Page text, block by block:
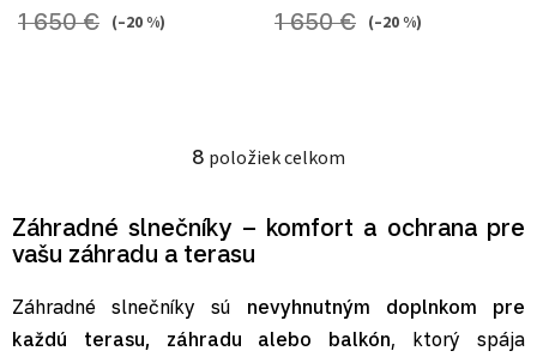
1 650 € (–20 %) 1 650 € (–20 %)
Ovládacie prvky výpisu
8 položiek celkom
Záhradné slnečníky – komfort a ochrana pre
vašu záhradu a terasu
Záhradné slnečníky sú nevyhnutným doplnkom pre
každú terasu, záhradu alebo balkón, ktorý spája